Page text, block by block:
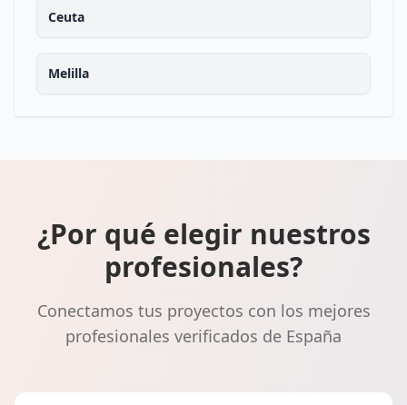
Ceuta
Melilla
¿Por qué elegir nuestros
profesionales?
Conectamos tus proyectos con los mejores
profesionales verificados de España